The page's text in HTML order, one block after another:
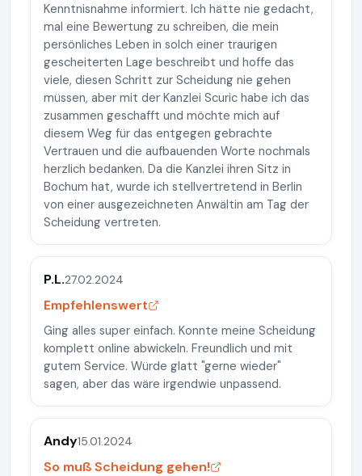
Kenntnisnahme informiert. Ich hätte nie gedacht,
mal eine Bewertung zu schreiben, die mein
persönliches Leben in solch einer traurigen
gescheiterten Lage beschreibt und hoffe das
viele, diesen Schritt zur Scheidung nie gehen
müssen, aber mit der Kanzlei Scuric habe ich das
zusammen geschafft und möchte mich auf
diesem Weg für das entgegen gebrachte
Vertrauen und die aufbauenden Worte nochmals
herzlich bedanken. Da die Kanzlei ihren Sitz in
Bochum hat, wurde ich stellvertretend in Berlin
von einer ausgezeichneten Anwältin am Tag der
Scheidung vertreten.
P.L.27.02.2024
Empfehlenswert
Ging alles super einfach. Konnte meine Scheidung
komplett online abwickeln. Freundlich und mit
gutem Service. Würde glatt "gerne wieder"
sagen, aber das wäre irgendwie unpassend.
Andy15.01.2024
So muß Scheidung gehen!